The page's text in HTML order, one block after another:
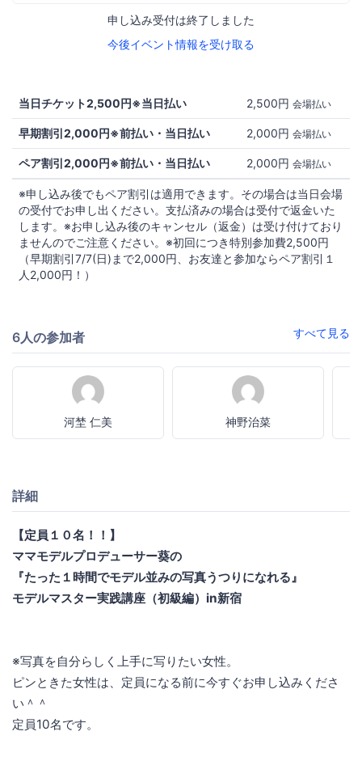
申し込み受付は終了しました
今後イベント情報を受け取る
当日チケット2,500円※当日払い 2,500円 会場払い
早期割引2,000円※前払い・当日払い 2,000円 会場払い
ペア割引2,000円※前払い・当日払い 2,000円 会場払い
※申し込み後でもペア割引は適用できます。その場合は当日会場
の受付でお申し出ください。支払済みの場合は受付で返金いた
します。※お申し込み後のキャンセル（返金）は受け付けており
ませんのでご注意ください。※初回につき特別参加費2,500円
（早期割引7/7(日)まで2,000円、お友達と参加ならペア割引１
人2,000円！）
6人の参加者 すべて見る
河埜 仁美 神野治菜
詳細
【定員１０名！！】
ママモデルプロデューサー葵の
『たった１時間でモデル並みの写真うつりになれる』
モデルマスター実践講座（初級編）in新宿
※写真を自分らしく上手に写りたい女性。
ピンときた女性は、定員になる前に今すぐお申し込みくださ
い＾＾
定員10名です。